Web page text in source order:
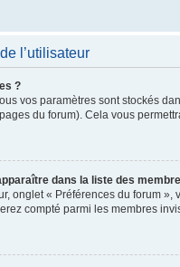
l’utilisateur
?
vos paramètres sont stockés
du forum). Cela vous
dans la liste des
onglet « Préférences du forum »,
compté parmi les membres